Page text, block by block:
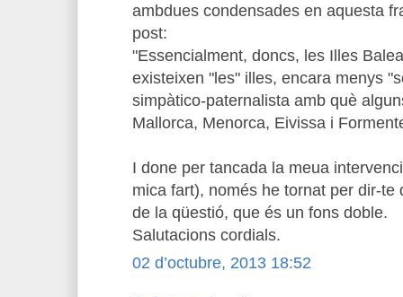
ambdues condensades en aquesta
post:
"Essencialment, doncs, les Illes
existeixen "les" illes, encara menys
simpàtico-paternalista amb què
Mallorca, Menorca, Eivissa i
I done per tancada la meua
mica fart), només he tornat per dir-
de la qüestió, que és un fons doble.
Salutacions cordials.
02 d’octubre, 2013 18:52